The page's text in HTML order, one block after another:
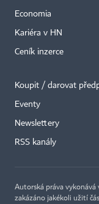
Economia
Kariéra v HN
Ceník inzerce
Koupit / darovat
Eventy
Newslettery
RSS kanály
Autorská práva vykonává
zakázáno jakékoli užití